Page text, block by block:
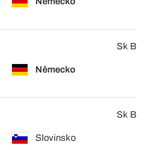
Německo
Sk B
Slovinsko
Sk B